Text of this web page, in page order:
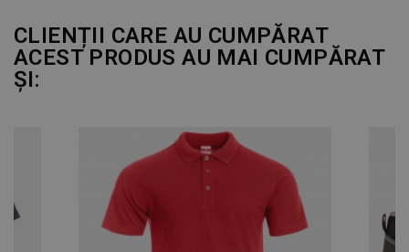
CLIENȚII CARE AU CUMPĂRAT
ACEST PRODUS AU MAI CUMPĂRAT
ȘI: